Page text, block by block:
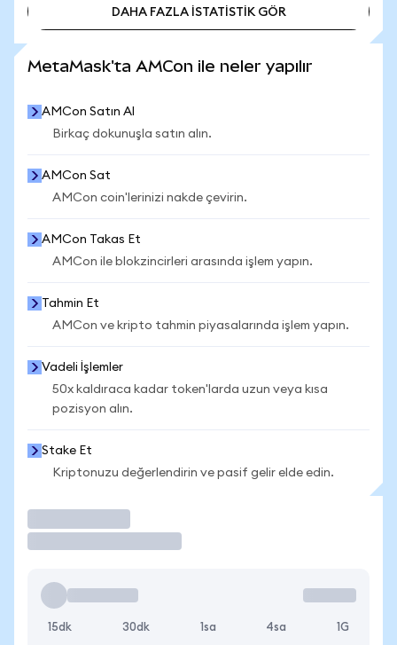
DAHA FAZLA İSTATİSTİK GÖR
MetaMask'ta AMCon ile neler yapılır
AMCon Satın Al
Birkaç dokunuşla satın alın.
AMCon Sat
AMCon coin'lerinizi nakde çevirin.
AMCon Takas Et
AMCon ile blokzincirleri arasında işlem yapın.
Tahmin Et
AMCon ve kripto tahmin piyasalarında işlem yapın.
Vadeli İşlemler
50x kaldıraca kadar token'larda uzun veya kısa
pozisyon alın.
Stake Et
Kriptonuzu değerlendirin ve pasif gelir elde edin.
15dk 30dk 1sa 4sa 1G